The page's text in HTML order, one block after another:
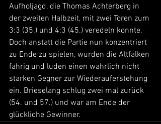
Aufholjagd, die Thomas Achterberg in
der zweiten Halbzeit, mit zwei Toren zum
3:3 (35.) und 4:3 (45.) veredeln konnte.
Doch anstatt die Partie nun konzentriert
zu Ende zu spielen, wurden die Altfalken
fahrig und luden einen wahrlich nicht
starken Gegner zur Wiederauferstehung
ein. Brieselang schlug zwei mal zurück
(54. und 57.) und war am Ende der
glückliche Gewinner.